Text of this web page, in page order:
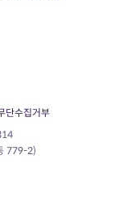
단수집거부
779-2)